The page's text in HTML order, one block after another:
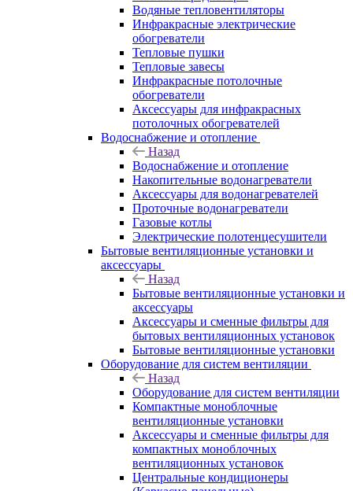
Водяные тепловентиляторы
Инфракрасные электрические
обогреватели
Тепловые пушки
Тепловые завесы
Инфракрасные потолочные
обогреватели
Аксессуары для инфракрасных
потолочных обогревателей
Водоснабжение и отопление
Назад
Водоснабжение и отопление
Накопительные водонагреватели
Аксессуары для водонагревателей
Проточные водонагреватели
Газовые котлы
Электрические полотенцесушители
Бытовые вентиляционные установки и
аксессуары
Назад
Бытовые вентиляционные установки и
аксессуары
Аксессуары и сменные фильтры для
бытовых вентиляционных установок
Бытовые вентиляционные установки
Оборудование для систем вентиляции
Назад
Оборудование для систем вентиляции
Компактные моноблочные
вентиляционные установки
Аксессуары и сменные фильтры для
компактных моноблочных
вентиляционных установок
Центральные кондиционеры